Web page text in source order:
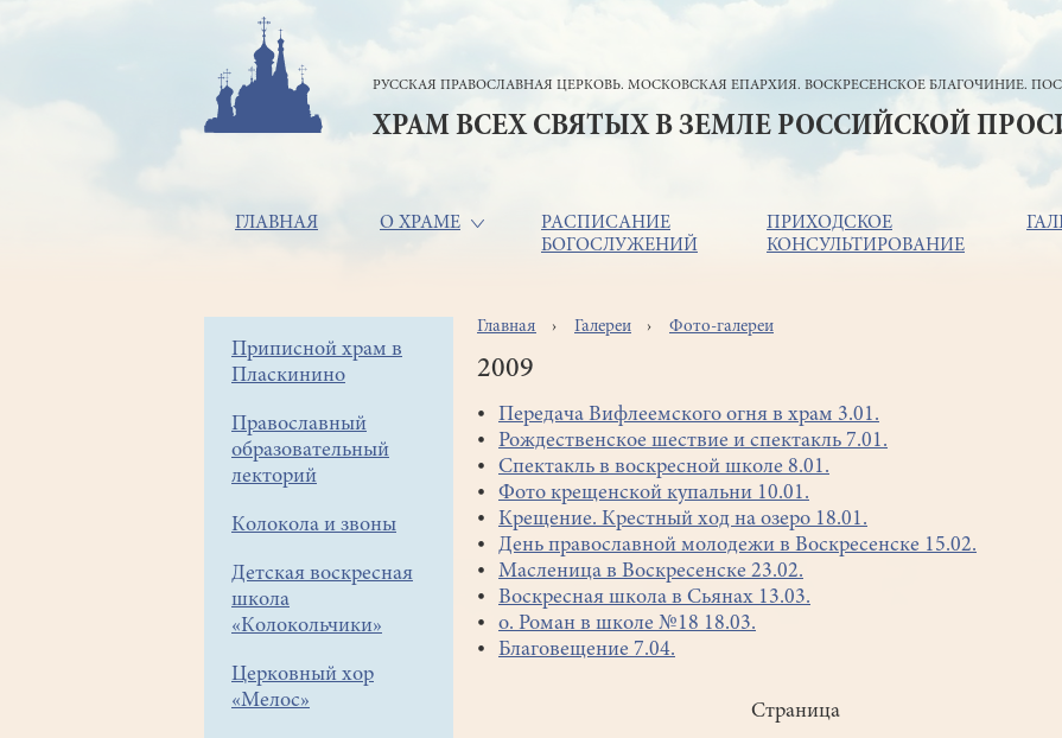
РУССКАЯ ПРАВОСЛАВНАЯ ЦЕРКОВЬ. МОСКОВСКАЯ ЕПАРХИЯ. ВОСКРЕСЕНСКОЕ БЛАГОЧИНИЕ.
ХРАМ ВСЕХ СВЯТЫХ В ЗЕМЛЕ РОССИЙСКОЙ
Основная
ГЛАВНАЯ О ХРАМЕ
РАСПИСАНИЕ
БОГОСЛУЖЕНИЙ
ПРИХОДСКОЕ
КОНСУЛЬТИРОВАНИЕ
Боковое
меню
Приписной храм в
Пласкинино
Православный
образовательный
лекторий
Колокола и звоны
Детская воскресная
школа
«Колокольчики»
Церковный хор
«Мелос»
Строка
навигации
Главная Галереи Фото-галереи
2009
Передача Вифлеемского огня в храм 3.01.
Рождественское шествие и спектакль 7.01.
Спектакль в воскресной школе 8.01.
Фото крещенской купальни 10.01.
Крещение. Крестный ход на озеро 18.01.
День православной молодежи в Воскресенске 15.02.
Масленица в Воскресенске 23.02.
Воскресная школа в Сьянах 13.03.
о. Роман в школе №18 18.03.
Благовещение 7.04.
Страница